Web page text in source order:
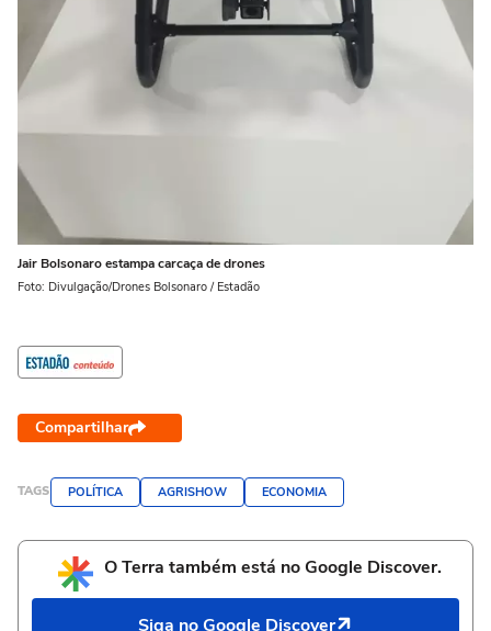
Jair Bolsonaro estampa carcaça de drones
Foto: Divulgação/Drones Bolsonaro / Estadão
Compartilhar
TAGS POLÍTICA AGRISHOW ECONOMIA
O Terra também está no Google Discover.
Siga no Google Discover